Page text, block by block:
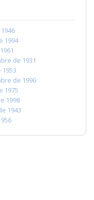
1994
de 1931
de 1990
1975
1998
1943